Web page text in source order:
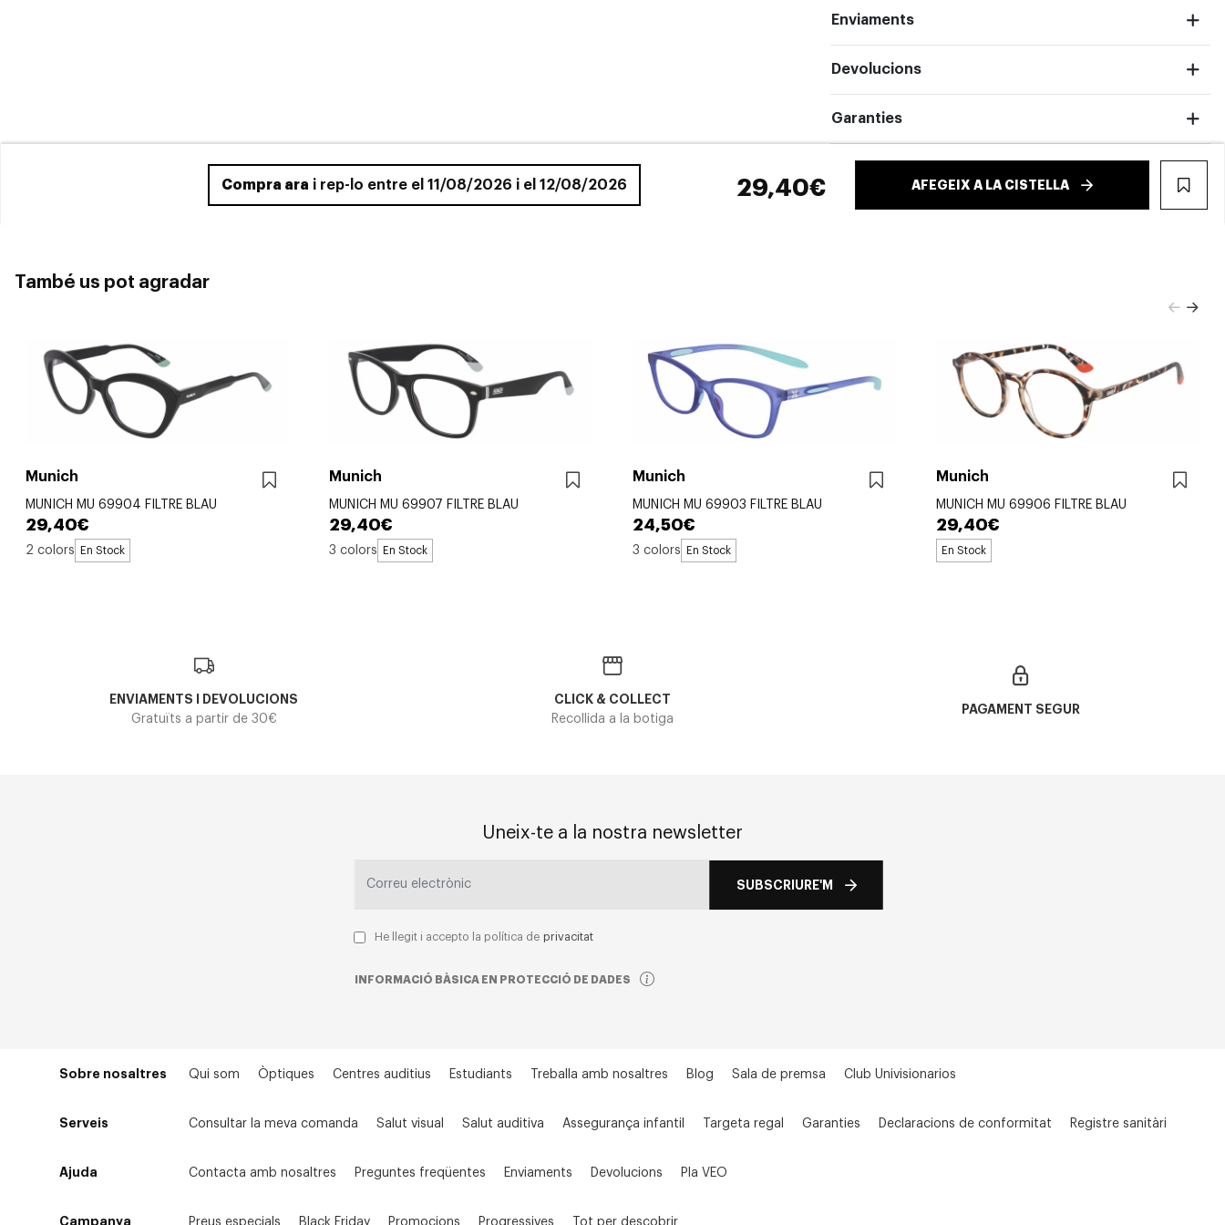
Enviaments
Devolucions
Garanties
Compra ara i rep-lo entre el 11/08/2026 i el 12/08/2026 29,40€ AFEGEIX A LA CISTELLA
També us pot agradar
Munich
MUNICH MU 69904 FILTRE BLAU
29,40€
2 colors En Stock
Munich
MUNICH MU 69907 FILTRE BLAU
29,40€
3 colors En Stock
Munich
MUNICH MU 69903 FILTRE BLAU
24,50€
3 colors En Stock
Munich
MUNICH MU 69906 FILTRE BLAU
29,40€
En Stock
ENVIAMENTS I DEVOLUCIONS
Gratuïts a partir de 30€
CLICK & COLLECT
Recollida a la botiga
PAGAMENT SEGUR
Uneix-te a la nostra newsletter
SUBSCRIURE'M
He llegit i accepto la política de privacitat
INFORMACIÓ BÀSICA EN PROTECCIÓ DE DADES
Sobre nosaltres Qui som Òptiques Centres auditius Estudiants Treballa amb nosaltres Blog Sala de premsa Club Univisionarios
Serveis Consultar la meva comanda Salut visual Salut auditiva Assegurança infantil Targeta regal Garanties Declaracions de conformitat Registre sanitàri
Ajuda Contacta amb nosaltres Preguntes freqüentes Enviaments Devolucions Pla VEO
Campanya